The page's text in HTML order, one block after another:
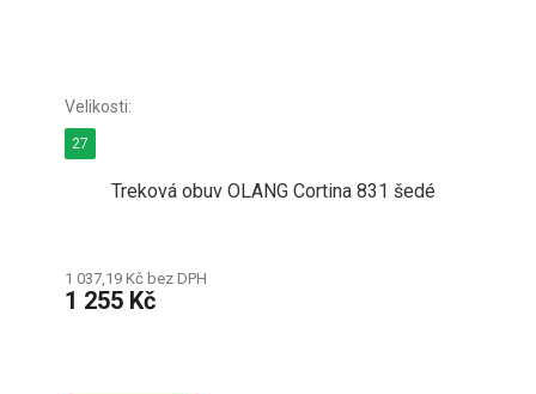
Treková obuv OLANG Cortina 831 šedé
1 037,19 Kč bez DPH
1 255 Kč
27